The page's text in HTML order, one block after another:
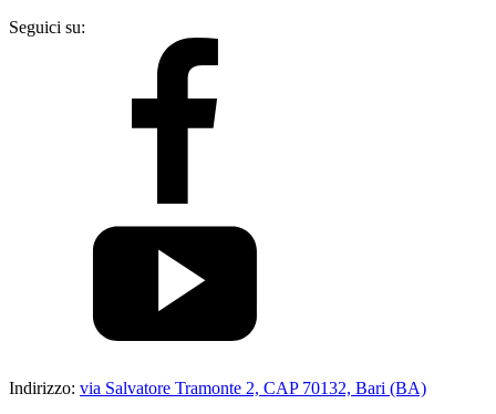
Seguici su:
Indirizzo: via Salvatore Tramonte 2, CAP 70132, Bari (BA)